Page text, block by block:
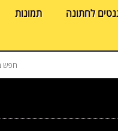
לחתונה
תמונות